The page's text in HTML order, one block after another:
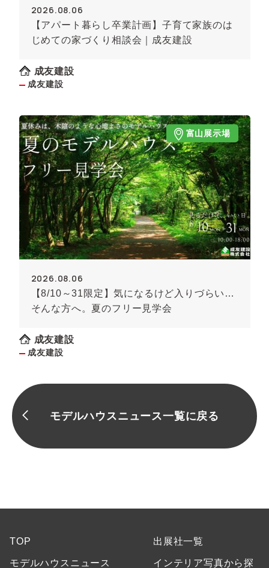
2026.08.06
【アパート暮らし卒業計画】子育て家族のは
じめての家づくり相談会｜成友建設
成友建設
成友建設
富山展示場
2026.08.06
【8/10～31限定】気になるけど入りづらい…
そんな方へ。夏のフリー見学会
成友建設
成友建設
モデルハウスニュース一覧に戻る
TOP
モデルハウスニュース
出展社一覧
インテリア写真から探